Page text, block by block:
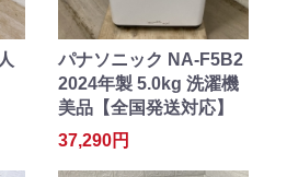
パナソニック NA-F5B2
2024年製 5.0kg 洗濯機
美品【全国発送対応】
37,290円